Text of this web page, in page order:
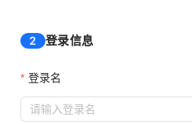
2 登录信息
登录名